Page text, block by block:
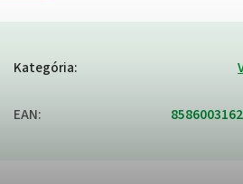
Kategória:
EAN: